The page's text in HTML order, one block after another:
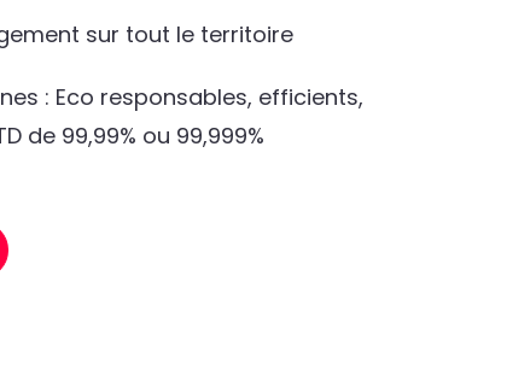
sur tout le territoire
: Eco responsables, efficients,
de 99,99% ou 99,999%